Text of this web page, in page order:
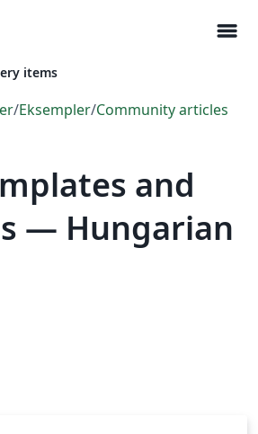
menu
items
/Eksempler/Community articles
and
— Hungarian